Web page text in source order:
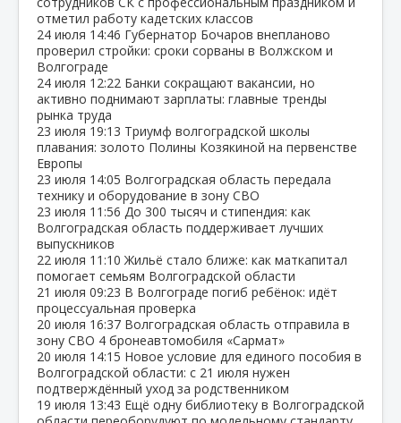
отметил работу кадетских классов
24 июля 14:46 Губернатор Бочаров внепланово
проверил стройки: сроки сорваны в Волжском и
Волгограде
24 июля 12:22 Банки сокращают вакансии, но
активно поднимают зарплаты: главные тренды
рынка труда
23 июля 19:13 Триумф волгоградской школы
плавания: золото Полины Козякиной на первенстве
Европы
23 июля 14:05 Волгоградская область передала
технику и оборудование в зону СВО
23 июля 11:56 До 300 тысяч и стипендия: как
Волгоградская область поддерживает лучших
выпускников
22 июля 11:10 Жильё стало ближе: как маткапитал
помогает семьям Волгоградской области
21 июля 09:23 В Волгограде погиб ребёнок: идёт
процессуальная проверка
20 июля 16:37 Волгоградская область отправила в
зону СВО 4 бронеавтомобиля «Сармат»
20 июля 14:15 Новое условие для единого пособия в
Волгоградской области: с 21 июля нужен
подтверждённый уход за родственником
19 июля 13:43 Ещё одну библиотеку в Волгоградской